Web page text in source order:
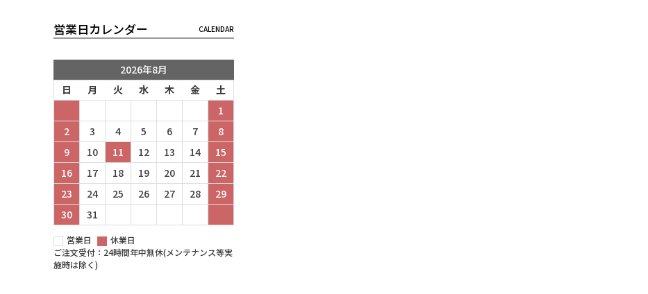
営業日カレンダー
2026年8月
日
月 火 水 木 金
土
1
2
3 4 5 6 7
8
9
10 11 12 13 14
15
16
17 18 19 20 21
22
23
24 25 26 27 28
29
30
31
営業日
休業日
ご注文受付：24時間年中無休(メンテナンス等実
施時は除く)